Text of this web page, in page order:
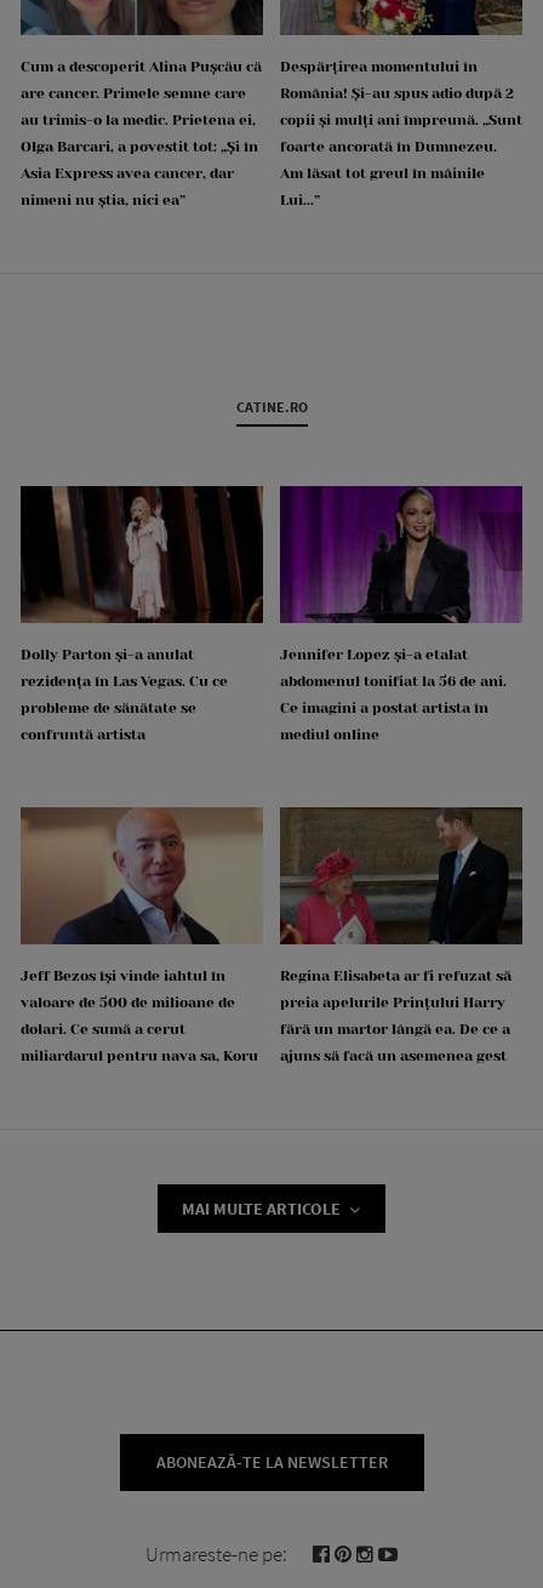
Cum a descoperit Alina Pușcău că
are cancer. Primele semne care
au trimis-o la medic. Prietena ei,
Olga Barcari, a povestit tot: „Și în
Asia Express avea cancer, dar
nimeni nu știa, nici ea”
Despărțirea momentului în
România! Și-au spus adio după 2
copii și mulți ani împreună. „Sunt
foarte ancorată în Dumnezeu.
Am lăsat tot greul în mâinile
Lui...”
CATINE.RO
Dolly Parton și-a anulat
rezidența în Las Vegas. Cu ce
probleme de sănătate se
confruntă artista
Jennifer Lopez și-a etalat
abdomenul tonifiat la 56 de ani.
Ce imagini a postat artista în
mediul online
Jeff Bezos își vinde iahtul în
valoare de 500 de milioane de
dolari. Ce sumă a cerut
miliardarul pentru nava sa, Koru
Regina Elisabeta ar fi refuzat să
preia apelurile Prințului Harry
fără un martor lângă ea. De ce a
ajuns să facă un asemenea gest
MAI MULTE ARTICOLE
ABONEAZĂ-TE LA NEWSLETTER
Urmareste-ne pe: